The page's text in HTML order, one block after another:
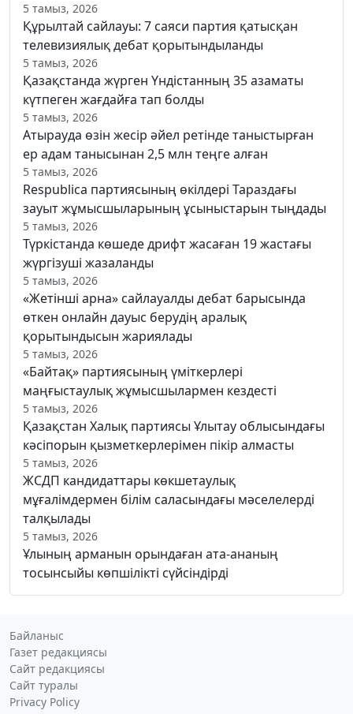
5 тамыз, 2026
Құрылтай сайлауы: 7 саяси партия қатысқан
телевизиялық дебат қорытындыланды
5 тамыз, 2026
Қазақстанда жүрген Үндістанның 35 азаматы
күтпеген жағдайға тап болды
5 тамыз, 2026
Атырауда өзін жесір әйел ретінде таныстырған
ер адам танысынан 2,5 млн теңге алған
5 тамыз, 2026
Respublica партиясының өкілдері Тараздағы
зауыт жұмысшыларының ұсыныстарын тыңдады
5 тамыз, 2026
Түркістанда көшеде дрифт жасаған 19 жастағы
жүргізуші жазаланды
5 тамыз, 2026
«Жетінші арна» сайлауалды дебат барысында
өткен онлайн дауыс берудің аралық
қорытындысын жариялады
5 тамыз, 2026
«Байтақ» партиясының үміткерлері
маңғыстаулық жұмысшылармен кездесті
5 тамыз, 2026
Қазақстан Халық партиясы Ұлытау облысындағы
кәсіпорын қызметкерлерімен пікір алмасты
5 тамыз, 2026
ЖСДП кандидаттары көкшетаулық
мұғалімдермен білім саласындағы мәселелерді
талқылады
5 тамыз, 2026
Ұлының арманын орындаған ата-ананың
тосынсыйы көпшілікті сүйсіндірді
Байланыс
Газет редакциясы
Сайт редакциясы
Сайт туралы
Privacy Policy